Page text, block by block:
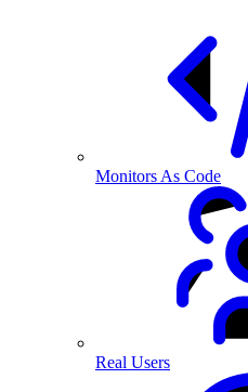
Monitors As Code
Real Users